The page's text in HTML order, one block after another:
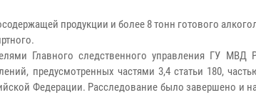
продукции и более 8 тонн готового
Главного следственного управления ГУ МВД
предусмотренных частями 3,4 статьи 180,
Федерации. Расследование было завершено и